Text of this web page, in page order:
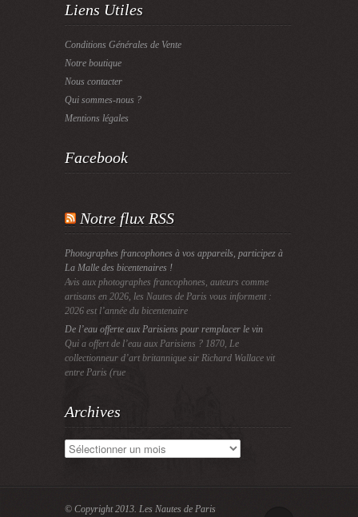
Liens Utiles
Conditions Générales de Vente
Notre boutique
Nous contacter
Qui sommes-nous ?
Mentions légales
Facebook
Notre flux RSS
Photographes francophones à vos appareils, participez à
La Malle des bicentenaires !
Avis aux photographes francophones, auteurs comme
artisans en 2026, les Nautes de Paris vous informent :
2026 est l’année du bicentenaire
De l’eau offerte aux Parisiens pour remplacer le vin
Qui a offert de l’eau aux Parisiens ? 1870, Le
collectionneur d’art britannique sir Richard Wallace vit
entre Paris (rue
Archives
Archives
© Copyright 2013. Les Nautes de Paris